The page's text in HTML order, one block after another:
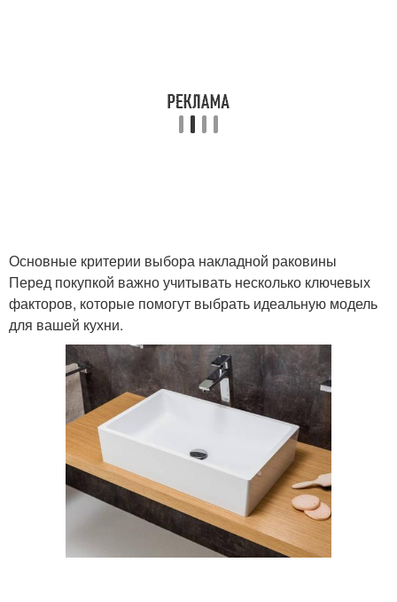
Основные критерии выбора накладной раковины
Перед покупкой важно учитывать несколько ключевых
факторов, которые помогут выбрать идеальную модель
для вашей кухни.